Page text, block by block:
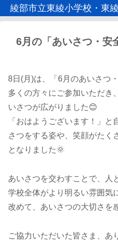
綾部市立東綾小学校・東
6月の「あいさつ・安
8日(月)は、「6月のあいさつ
多くの方々にご参加いただき
いさつが広がりました😊
「おはようございます！」
さつをする姿や、笑顔がたく
となりました🌞
あいさつを交わすことで、人
学校全体がより明るい雰囲気
改めて、あいさつの大切さを
ご協力いただいた皆さま、あ